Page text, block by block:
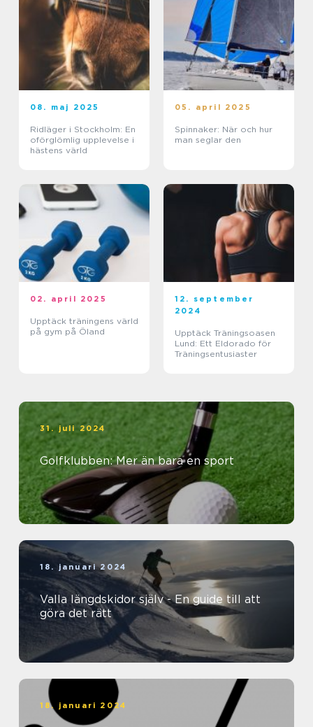
08. maj 2025
Ridläger i Stockholm: En
oförglömlig upplevelse i
hästens värld
05. april 2025
Spinnaker: När och hur
man seglar den
02. april 2025
Upptäck träningens värld
på gym på Öland
12. september
2024
Upptäck Träningsoasen
Lund: Ett Eldorado för
Träningsentusiaster
31. juli 2024
Golfklubben: Mer än bara en sport
18. januari 2024
Valla längdskidor själv - En guide till att
göra det rätt
18. januari 2024